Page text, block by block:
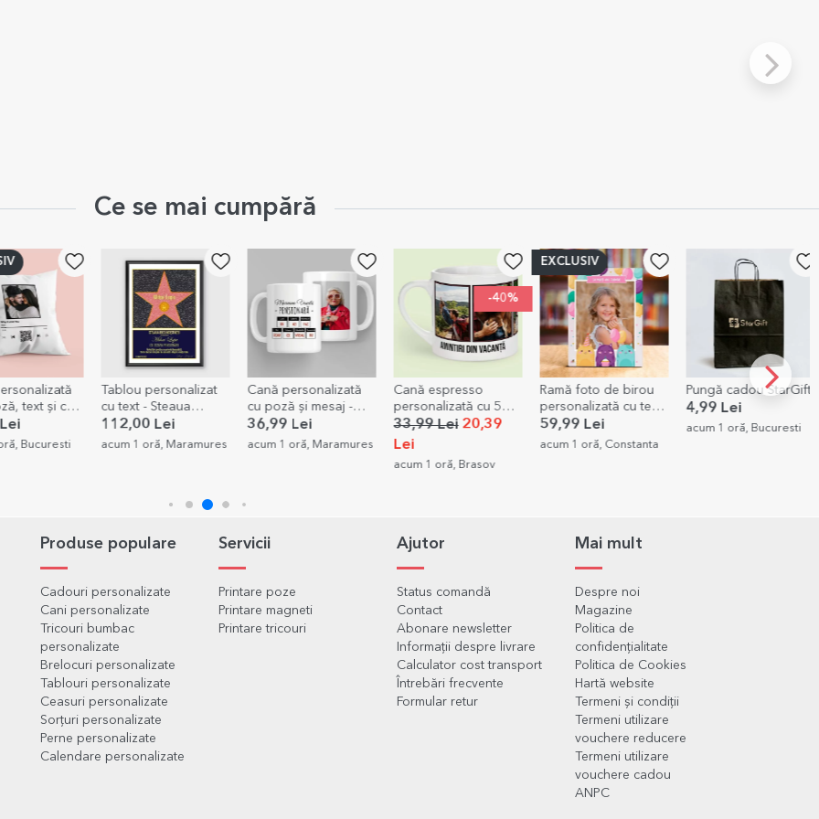
Ce se mai cumpără
cod
Tablou personalizat
cu text - Steaua
recunoștinței pentru
pensionare
112,00 Lei
acum 1 oră, Maramures
Cană personalizată
cu poză și mesaj -
Pensionare
36,99 Lei
acum 1 oră, Maramures
-40%
Cană espresso
personalizată cu 5
poze și text - Amintiri
33,99 Lei20,39
Lei
acum 1 oră, Brasov
EXCLUSIV
Ramă foto de birou
personalizată cu text
și o poză - La mulți
59,99 Lei
acum 1 oră, Constanta
Pungă cadou StarGift
4,99 Lei
acum 1 oră, Bucuresti
Pernă
Produse populare
Cadouri personalizate
Cani personalizate
Tricouri bumbac
personalizate
Brelocuri personalizate
Tablouri personalizate
Ceasuri personalizate
Sorțuri personalizate
Perne personalizate
Calendare personalizate
Servicii
Printare poze
Printare magneti
Printare tricouri
Ajutor
Status comandă
Contact
Abonare newsletter
Informații despre livrare
Calculator cost transport
Întrebări frecvente
Formular retur
Mai mult
Despre noi
Magazine
Politica de
confidențialitate
Politica de Cookies
Hartă website
Termeni și condiții
Termeni utilizare
vouchere reducere
Termeni utilizare
vouchere cadou
ANPC